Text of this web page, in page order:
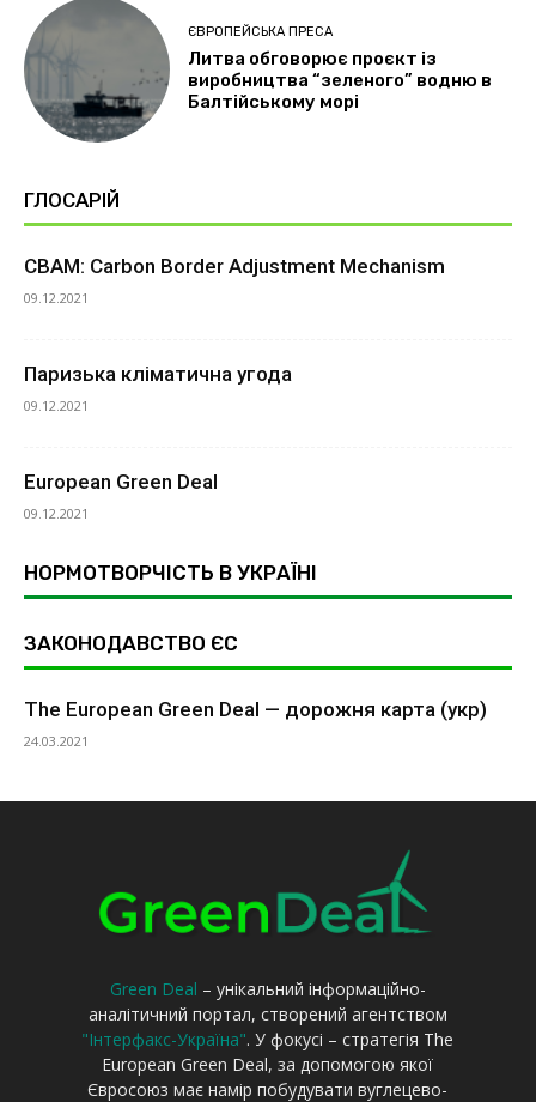
ЄВРОПЕЙСЬКА ПРЕСА
Литва обговорює проєкт із
виробництва “зеленого” водню в
Балтійському морі
ГЛОСАРІЙ
CBAM: Сarbon Border Adjustment Mechanism
09.12.2021
Паризька кліматична угода
09.12.2021
European Green Deal
09.12.2021
НОРМОТВОРЧІСТЬ В УКРАЇНІ
ЗАКОНОДАВСТВО ЄС
The European Green Deal — дорожня карта (укр)
24.03.2021
Green Deal – унікальний інформаційно-
аналітичний портал, створений агентством
"Інтерфакс-Україна". У фокусі – стратегія The
European Green Deal, за допомогою якої
Євросоюз має намір побудувати вуглецево-